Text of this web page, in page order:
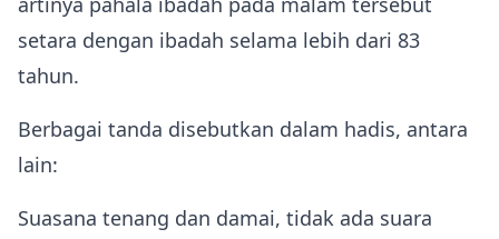
setara dengan ibadah selama lebih dari 83
tahun.
Berbagai tanda disebutkan dalam hadis, antara
lain:
Suasana tenang dan damai, tidak ada suara